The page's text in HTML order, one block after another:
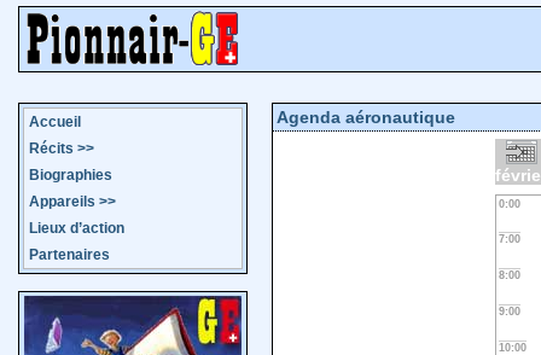
Accueil
Récits >>
Biographies
Appareils >>
Lieux d’action
Partenaires
Agenda aéronautique
0:00
7:00
8:00
9:00
10:00